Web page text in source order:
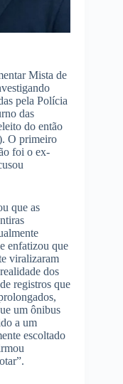
Mista de
pela Polícia
das
do então
O primeiro
foi o ex-
que as
enfatizou que
viralizaram
dos
registros que
um ônibus
a um
escoltado